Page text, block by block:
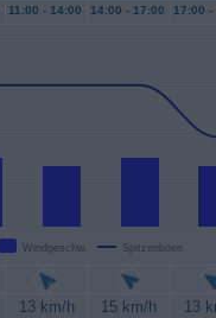
11:00 - 14:00 14:00 - 17:00 17:00 -
Windgeschw. Spitzenböen
13 km/h 15 km/h
13